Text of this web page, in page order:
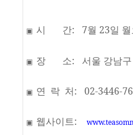
▣ 시 간: 7월 23일
▣ 장 소: 서울 강남
▣ 연 락 처: 02-3446-
▣ 웹사이트: